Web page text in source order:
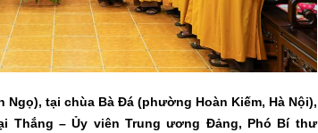
Ngọ), tại chùa Bà Đá (phường Hoàn Kiếm, Hà Nội),
Thắng – Ủy viên Trung ương Đảng, Phó Bí thư